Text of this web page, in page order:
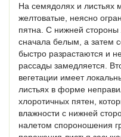
На семядолях и листьях
желтоватые, неясно
пятна. С нижней стороны
сначала белым, а затем
быстро разрастаются и
рассады замедляется.
вегетации имеет
листьях в форме
хлоротичных пятен,
влажности с нижней
налетом спороношения